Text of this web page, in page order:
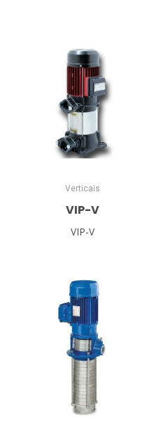
Verticais
VIP-V
VIP-V